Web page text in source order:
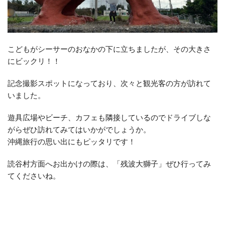
こどもがシーサーのおなかの下に立ちましたが、その大きさ
にビックリ！！
記念撮影スポットになっており、次々と観光客の方が訪れて
いました。
遊具広場やビーチ、カフェも隣接しているのでドライブしな
がらぜひ訪れてみてはいかがでしょうか。
沖縄旅行の思い出にもピッタリです！
読谷村方面へお出かけの際は、「残波大獅子」ぜひ行ってみ
てくださいね。